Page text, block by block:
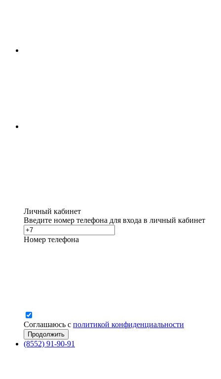
Личный кабинет
Введите номер телефона для входа в личный кабинет
Номер телефона
Соглашаюсь с политикой конфиденциальности
(8552) 91-90-91